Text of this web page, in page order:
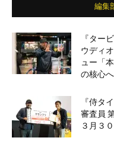
編集
『ター
ウディ
ュー「
の核心へ
『侍タ
審査員
３月３